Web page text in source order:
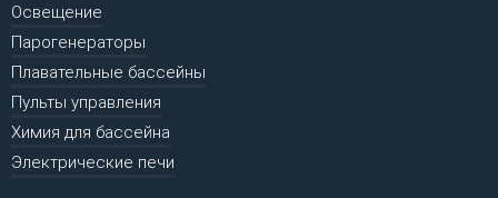
Освещение
Парогенераторы
Плавательные бассейны
Пульты управления
Химия для бассейна
Электрические печи